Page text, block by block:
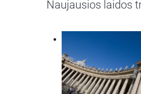
Naujausios laidos